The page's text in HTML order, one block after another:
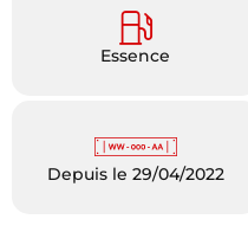
Essence
Depuis le 29/04/2022